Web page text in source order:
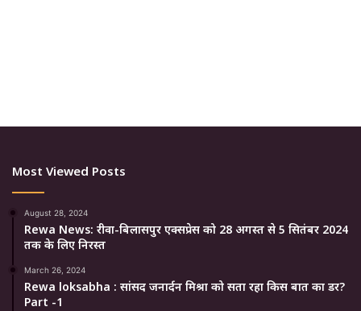
Most Viewed Posts
August 28, 2024
Rewa News: रीवा-बिलासपुर एक्सप्रेस को 28 अगस्त से 5 सितंबर 2024
तक के लिए निरस्त
March 26, 2024
Rewa loksabha : सांसद जनार्दन मिश्रा को सता रहा किस बात का डर?
Part -1